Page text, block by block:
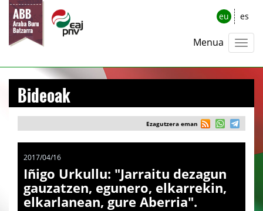
eu es
Menua
Bideoak
Ezagutzera eman
2017/04/16
Iñigo Urkullu: "Jarraitu dezagun
gauzatzen, egunero, elkarrekin,
elkarlanean, gure Aberria".